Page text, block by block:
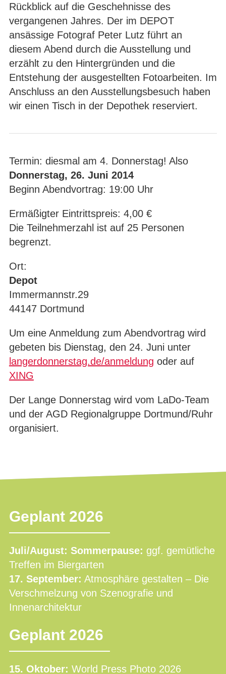
Rückblick auf die Geschehnisse des
vergangenen Jahres. Der im DEPOT
ansässige Fotograf Peter Lutz führt an
diesem Abend durch die Ausstellung und
erzählt zu den Hintergründen und die
Entstehung der ausgestellten Fotoarbeiten. Im
Anschluss an den Ausstellungsbesuch haben
wir einen Tisch in der Depothek reserviert.
Termin: diesmal am 4. Donnerstag! Also
Donnerstag, 26. Juni 2014
Beginn Abendvortrag: 19:00 Uhr
Ermäßigter Eintrittspreis: 4,00 €
Die Teilnehmerzahl ist auf 25 Personen
begrenzt.
Ort:
Depot
Immermannstr.29
44147 Dortmund
Um eine Anmeldung zum Abendvortrag wird
gebeten bis Dienstag, den 24. Juni unter
langerdonnerstag.de/anmeldung oder auf
XING
Der Lange Donnerstag wird vom LaDo-Team
und der AGD Regionalgruppe Dortmund/Ruhr
organisiert.
Geplant 2026
Juli/August: Sommerpause: ggf. gemütliche
Treffen im Biergarten
17. September: Atmosphäre gestalten – Die
Verschmelzung von Szenografie und
Innenarchitektur
Geplant 2026
15. Oktober: World Press Photo 2026